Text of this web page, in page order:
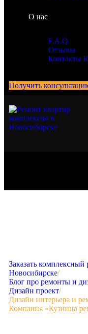
О нас
F.A.Q
Отзывы
Контакты
Получить
Заказать
Новосибирске/
Блог про ремонты и
Дизайн проект/
Дизайн интерьера и
Компания «Кузница